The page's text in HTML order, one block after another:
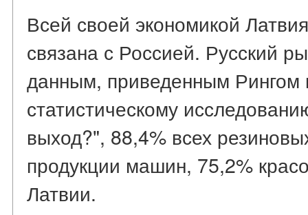
Всей своей экономикой
связана с Россией. Русский
данным, приведенным Рингом
статистическому
выход?", 88,4% всех
продукции машин, 75,2%
Латвии.